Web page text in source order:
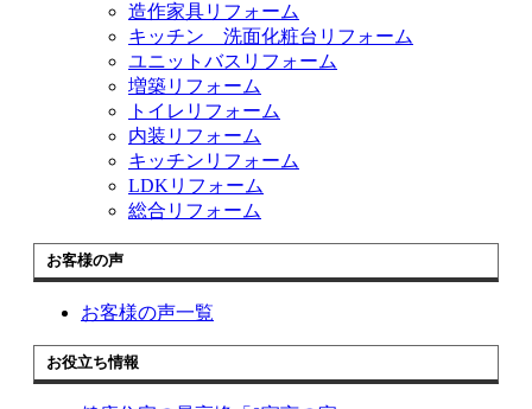
造作家具リフォーム
キッチン 洗面化粧台リフォーム
ユニットバスリフォーム
増築リフォーム
トイレリフォーム
内装リフォーム
キッチンリフォーム
LDKリフォーム
総合リフォーム
お客様の声
お客様の声一覧
お役立ち情報